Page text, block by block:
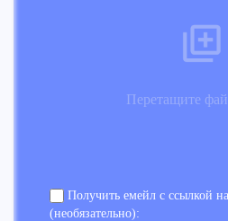
Перетащите
Получить емейл с ссылкой
(необязательно):